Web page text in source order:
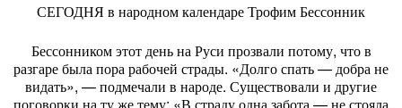
СЕГОДНЯ в народном календаре Трофим Бессонник
Бессонником этот день на Руси прозвали потому, что в
разгаре была пора рабочей страды. «Долго спать — добра не
видать», — подмечали в народе. Существовали и другие